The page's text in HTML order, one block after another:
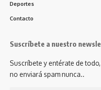
Deportes
Contacto
Suscríbete a nuestro
Suscríbete y entérate de
no enviará spam nunca..